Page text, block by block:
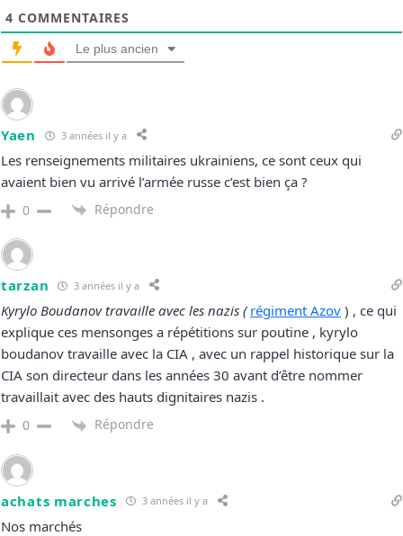
4 COMMENTAIRES
Le plus ancien
Yaen 3 années il y a
Les renseignements militaires ukrainiens, ce sont ceux qui
avaient bien vu arrivé l’armée russe c’est bien ça ?
0 Répondre
tarzan 3 années il y a
Kyrylo Boudanov travaille avec les nazis ( régiment Azov ) , ce qui
explique ces mensonges a répétitions sur poutine , kyrylo
boudanov travaille avec la CIA , avec un rappel historique sur la
CIA son directeur dans les années 30 avant d’être nommer
travaillait avec des hauts dignitaires nazis .
0 Répondre
achats marches 3 années il y a
Nos marchés